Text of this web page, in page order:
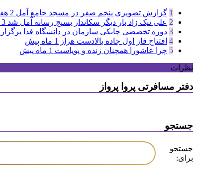
1 گزارش تصویری پنجم صفر در مسجد جامع آمل 2 هفته پیش
2 علی نیک زاد بار دیگر سکاندار بسیج رسانه آمل شد 3 هفته پیش
3 دوره تخصصی چابکی سازمان در دانشگاه فذا
4 افتتاح فاز اول جاده بالادست هراز
1 ماه پیش
5 چرا عاشورا همچنان زنده و پویاست 1 ماه پیش
نظرات
دفتر مسافرتی پروا پرواز
جستجو
جستجو
برای: